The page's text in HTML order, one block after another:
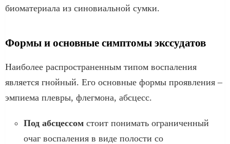
биоматериала из синовиальной сумки.
Формы и основные симптомы экссудатов
Наиболее распространенным типом воспаления
является гнойный. Его основные формы проявления –
эмпиема плевры, флегмона, абсцесс.
Под абсцессом стоит понимать ограниченный
очаг воспаления в виде полости со